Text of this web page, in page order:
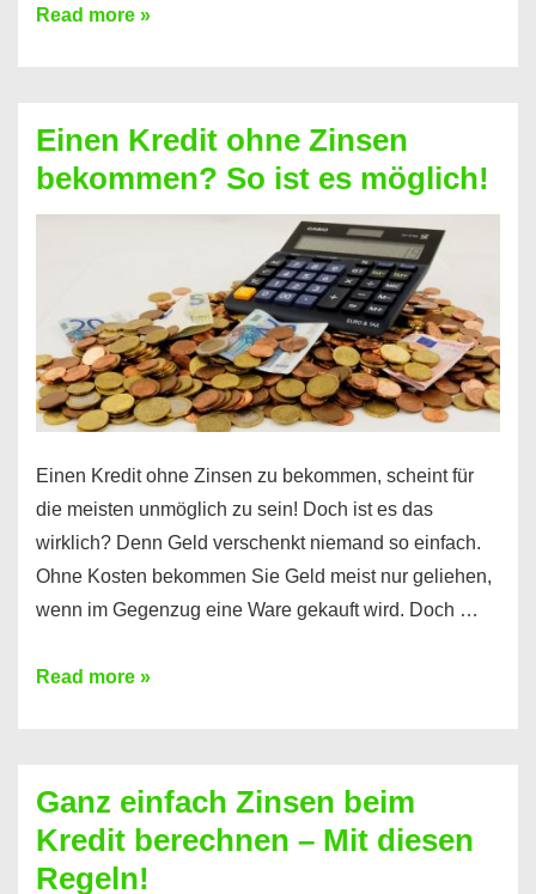
Ist
Festvertrag
für
jeden
erfahren
Sie
es
Read more »
Einen Kredit ohne Zinsen
bekommen? So ist es möglich!
Einen Kredit ohne Zinsen zu bekommen, scheint für
die meisten unmöglich zu sein! Doch ist es das
wirklich? Denn Geld verschenkt niemand so einfach.
Ohne Kosten bekommen Sie Geld meist nur geliehen,
wenn im Gegenzug eine Ware gekauft wird. Doch …
Einen
bekommen?
So
ist
Read more »
Ganz einfach Zinsen beim
Kredit berechnen – Mit diesen
Regeln!